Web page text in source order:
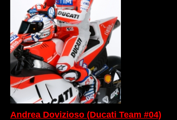
Andrea Dovizioso (Ducati Team #04)